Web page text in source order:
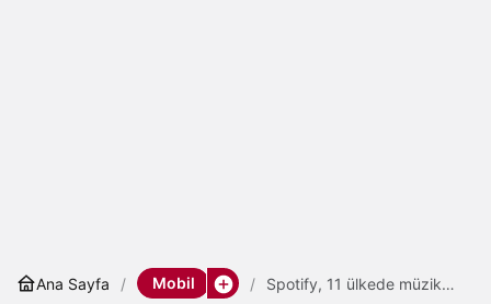
Ana Sayfa Mobil
Spotify, 11 ülkede müzik